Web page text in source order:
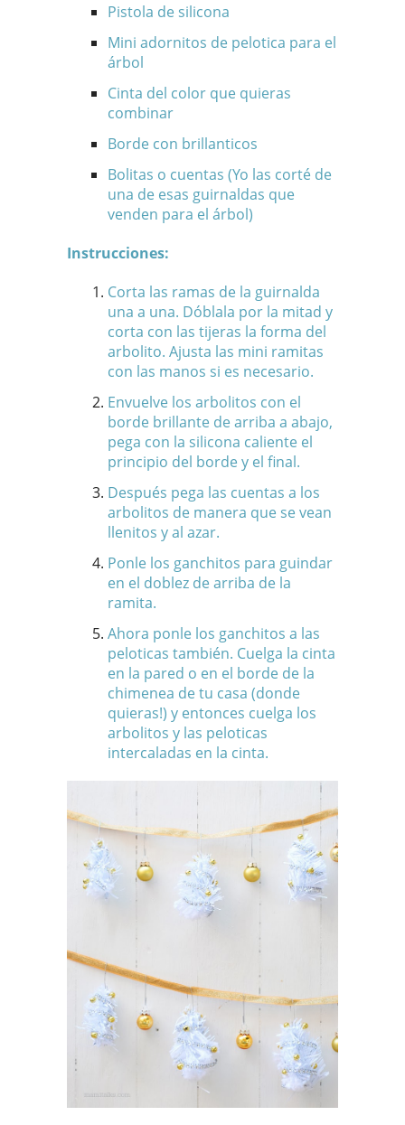
Pistola de silicona
Mini adornitos de pelotica para el
árbol
Cinta del color que quieras
combinar
Borde con brillanticos
Bolitas o cuentas (Yo las corté de
una de esas guirnaldas que
venden para el árbol)
Instrucciones:
Corta las ramas de la guirnalda
una a una. Dóblala por la mitad y
corta con las tijeras la forma del
arbolito. Ajusta las mini ramitas
con las manos si es necesario.
Envuelve los arbolitos con el
borde brillante de arriba a abajo,
pega con la silicona caliente el
principio del borde y el final.
Después pega las cuentas a los
arbolitos de manera que se vean
llenitos y al azar.
Ponle los ganchitos para guindar
en el doblez de arriba de la
ramita.
Ahora ponle los ganchitos a las
peloticas también. Cuelga la cinta
en la pared o en el borde de la
chimenea de tu casa (donde
quieras!) y entonces cuelga los
arbolitos y las peloticas
intercaladas en la cinta.